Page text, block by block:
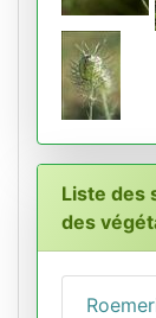
Liste des
des